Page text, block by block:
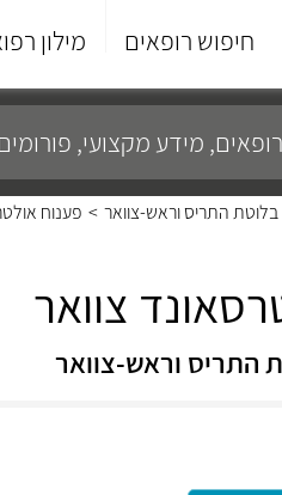
חיפוש רופאים מילון
סוף
התפריט
בלוטת התריס וראש-צוואר > פענוח
צוואר
התריס וראש-צוואר